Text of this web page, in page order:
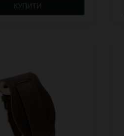
КУПИТИ